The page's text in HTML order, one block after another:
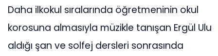
Daha ilkokul sıralarında öğretmeninin okul
korosuna almasıyla müzikle tanışan Ergül Ulu
aldığı şan ve solfej dersleri sonrasında